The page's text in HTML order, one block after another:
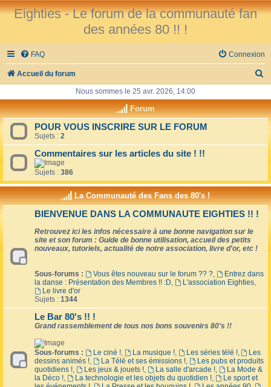
Eighties - Le forum de la communauté fan
des années 80 !! !
FAQ Connexion
Accueil du forum
h
h
e
Nous sommes le 25 avr. 2026, 14:00
Forum
POUR VOUS INSCRIRE SUR LE FORUM
Sujets : 2
Commentaires sur les articles du site ! !!
Sujets : 386
La Communauté des Fans des 80's !
BIENVENUE DANS LA COMMUNAUTE EIGHTIES !! !
Retrouvez ici les infos nécessaire à une bonne navigation sur le
site et son forum : Guide de bonne utilisation, accueil des petits
nouveaux, tutoriels, actualité de notre association, livre d'or, etc !
Sous-forums : Vous êtes nouveau sur le forum ?? ?,
Entrez dans
la danse : Présentation des Membres !! :D, L'association Eighties,
Le livre d'or
Sujets : 1344
Le Bar 80's !! !
Grand rassemblement de tous nos bons souvenirs 80's !!
Sous-forums : Le ciné !, La musique !, Les séries télé !,
Les
dessins animés !, La Télé et ses émissions !,
Les pubs et produits
quotidiens !, Les jeux & jouets !, La salle d'arcade !,
La Mode &
la Déco !, La technologie et les objets du quotidien !,
Le sport et